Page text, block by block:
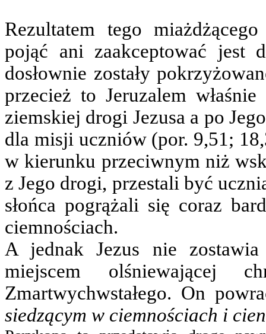
Rezultatem tego
pojąć ani zaakceptować jest
dosłownie zostały
przecież to Jeruzalem
ziemskiej drogi Jezusa a po
dla misji uczniów (por. 9,51;
w kierunku przeciwnym niż
z Jego drogi, przestali być
słońca pogrążali się coraz
ciemnościach.
A jednak Jezus nie
miejscem olśniewającej
Zmartwychwstałego. On
siedzącym w ciemnościach i